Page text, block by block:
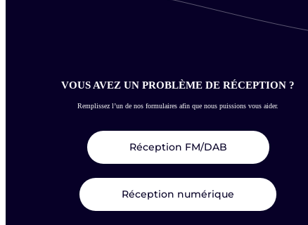
VOUS AVEZ UN PROBLÈME DE RÉCEPTION ?
Remplissez l’un de nos formulaires afin que nous puissions vous aider.
Réception FM/DAB
Réception numérique